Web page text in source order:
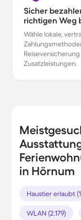
Sicher
richtigen Weg
Wähle lokale,
Zusatzleistungen.
in Hörnum
Haustier erlaubt
WLAN (2.179)